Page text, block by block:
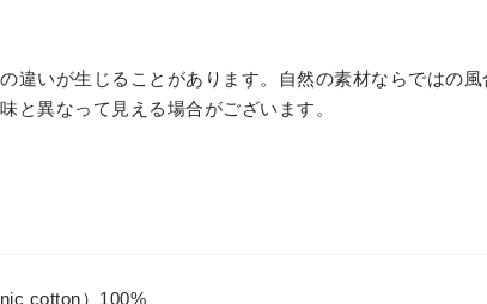
違いが生じることがあります。自然の素材ならではの風
と異なって見える場合がございます。
cotton）100%